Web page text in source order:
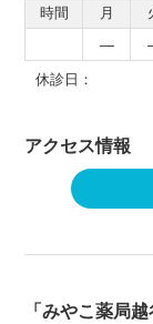
時間 月
―
休診日：
アクセス情報
「みやこ薬局